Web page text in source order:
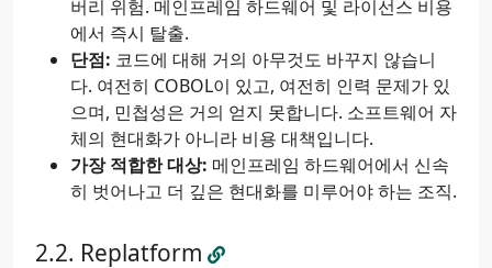
버리 위험. 메인프레임 하드웨어 및 라이선스 비용
에서 즉시 탈출.
단점: 코드에 대해 거의 아무것도 바꾸지 않습니
다. 여전히 COBOL이 있고, 여전히 인력 문제가 있
으며, 민첩성은 거의 얻지 못합니다. 소프트웨어 자
체의 현대화가 아니라 비용 대책입니다.
가장 적합한 대상: 메인프레임 하드웨어에서 신속
히 벗어나고 더 깊은 현대화를 미루어야 하는 조직.
Replatform